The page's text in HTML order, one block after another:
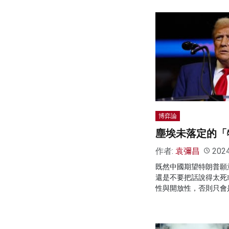
博弈論
塵埃未落定的
作者: 袁彌昌
既然中國期望特朗普
還是不要把話說得太
性與開放性，否則只